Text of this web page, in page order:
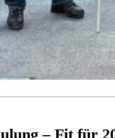
– Fit für